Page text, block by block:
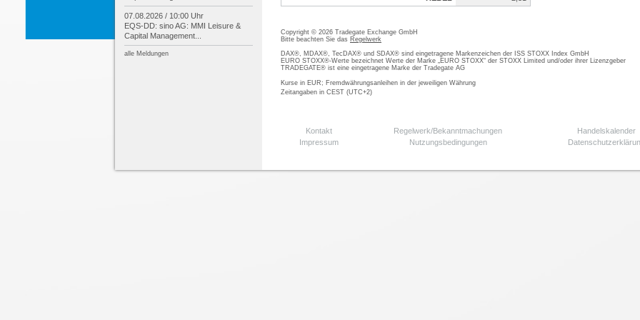
Copyright © 2026 Tradegate Exchange GmbH
Bitte beachten Sie das Regelwerk
DAX®, MDAX®, TecDAX® und SDAX® sind eingetragene Markenzeichen der ISS STOXX Index GmbH
EURO STOXX®-Werte bezeichnet Werte der Marke „EURO STOXX“ der STOXX Limited und/oder ihrer Lizenzgeber
TRADEGATE® ist eine eingetragene Marke der Tradegate AG
Kurse in EUR; Fremdwährungsanleihen in der jeweiligen Währung
Zeitangaben in CEST (UTC+2)
Kontakt Regelwerk/Bekanntmachungen
Handelskalender
Impressum
Nutzungsbedingungen
07.08.2026 / 10:00 Uhr
EQS-DD: sino AG: MMI Leisure &
Capital Management...
alle Meldungen